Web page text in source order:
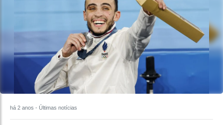
há 2 anos - Últimas notícias